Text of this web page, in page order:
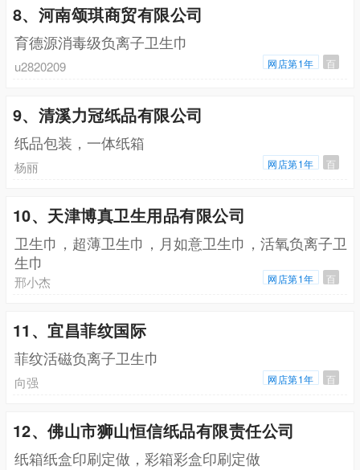
8、河南颂琪商贸有限公司
育德源消毒级负离子卫生巾
u2820209 网店第1年 百
9、清溪力冠纸品有限公司
纸品包装，一体纸箱
杨丽 网店第1年 百
10、天津博真卫生用品有限公司
卫生巾，超薄卫生巾，月如意卫生巾，活氧负离子卫
生巾
邢小杰 网店第1年 百
11、宜昌菲纹国际
菲纹活磁负离子卫生巾
向强 网店第1年 百
12、佛山市狮山恒信纸品有限责任公司
纸箱纸盒印刷定做，彩箱彩盒印刷定做